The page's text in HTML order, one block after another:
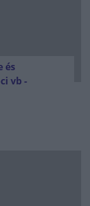
és
vb -